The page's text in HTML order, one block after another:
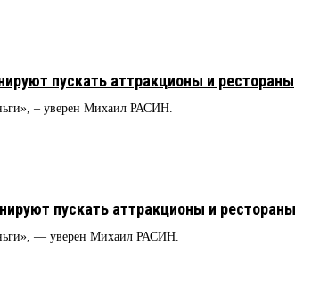
пускать аттракционы и рестораны
– уверен Михаил РАСИН.
пускать аттракционы и рестораны
— уверен Михаил РАСИН.